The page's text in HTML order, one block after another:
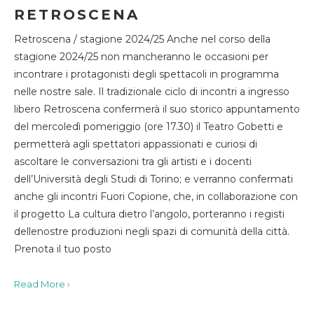
RETROSCENA
Retroscena / stagione 2024/25 Anche nel corso della
stagione 2024/25 non mancheranno le occasioni per
incontrare i protagonisti degli spettacoli in programma
nelle nostre sale. Il tradizionale ciclo di incontri a ingresso
libero Retroscena confermerà il suo storico appuntamento
del mercoledì pomeriggio (ore 17.30) il Teatro Gobetti e
permetterà agli spettatori appassionati e curiosi di
ascoltare le conversazioni tra gli artisti e i docenti
dell’Università degli Studi di Torino; e verranno confermati
anche gli incontri Fuori Copione, che, in collaborazione con
il progetto La cultura dietro l’angolo, porteranno i registi
dellenostre produzioni negli spazi di comunità della città.
Prenota il tuo posto
Read More ›